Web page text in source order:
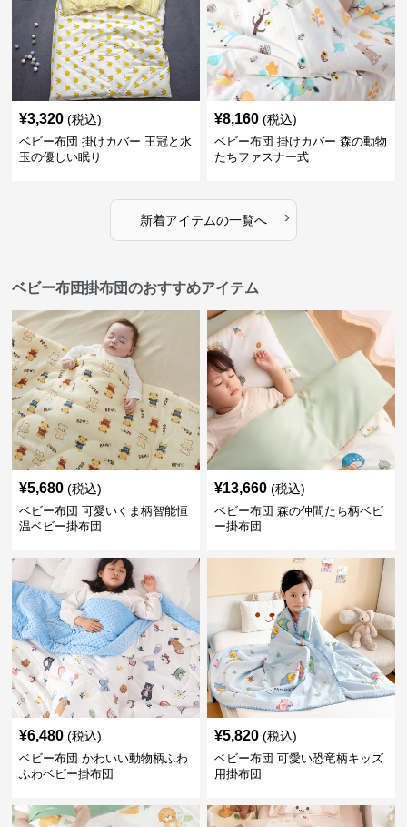
¥3,320 (税込)
ベビー布団 掛けカバー 王冠と水
玉の優しい眠り
¥8,160 (税込)
ベビー布団 掛けカバー 森の動物
たちファスナー式
新着アイテムの一覧へ ›
ベビー布団掛布団のおすすめアイテム
¥5,680 (税込)
ベビー布団 可愛いくま柄智能恒
温ベビー掛布団
¥13,660 (税込)
ベビー布団 森の仲間たち柄ベビ
ー掛布団
¥6,480 (税込)
ベビー布団 かわいい動物柄ふわ
ふわベビー掛布団
¥5,820 (税込)
ベビー布団 可愛い恐竜柄キッズ
用掛布団